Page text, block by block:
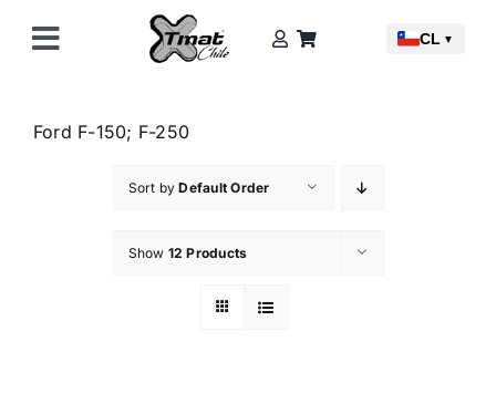
Toggle
CL ▼
Ford F-150; F-250
Sort byDefault Order
Show 12 Products